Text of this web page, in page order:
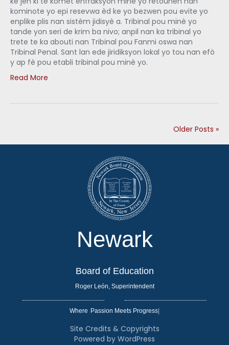
kominote yo epi resevwa èd ke yo bezwen pou evite yo
enplike plis nan sistèm jidisyè a. Tribinal pou minè yo
tande yon seri de krim ba nivo; anpil nan ka tribinal yo
trete te ka abouti nan Tribinal pou Fanmi oswa nan
Tribinal Penal. Sant lan ede jiridiksyon lokal yo tou nan efò
y ap fè pou etabli tribinal pou minè yo.
Read More
Older Posts »
Newark
Board of Education
Roger León, Superintendent
Where
Site Credits & Copyrights
Powered by WordPress